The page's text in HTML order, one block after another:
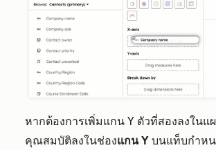
หากต้องการเพิ่มแกน Y ตัวที่สองลงในแ
คุณสมบัติลงในช่องแกน Y บนแท็บกำห